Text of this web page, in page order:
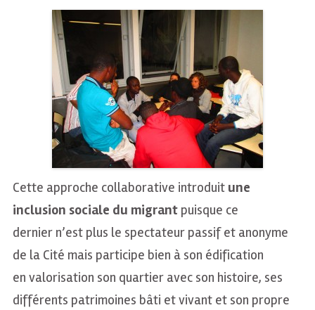
Cette approche collaborative introduitune
inclusion sociale du migrantpuisque ce
dernier n’est plus le spectateur passif et anonyme
de la Cité mais participe bien à son édification
en valorisation son quartier avec son histoire, ses
différents patrimoines bâti et vivant et son propre